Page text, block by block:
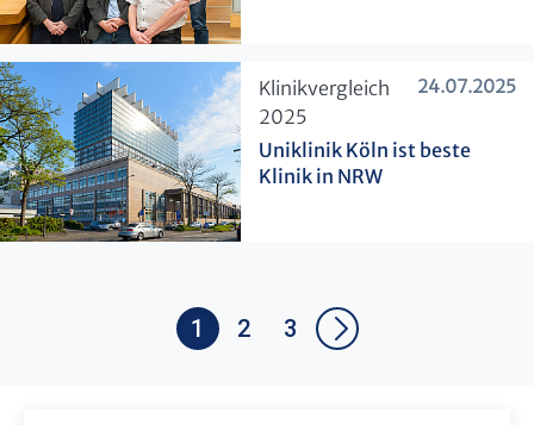
24.07.2025
​Klinikvergleich
2025
Uniklinik Köln ist beste
Klinik in NRW
1 2 3